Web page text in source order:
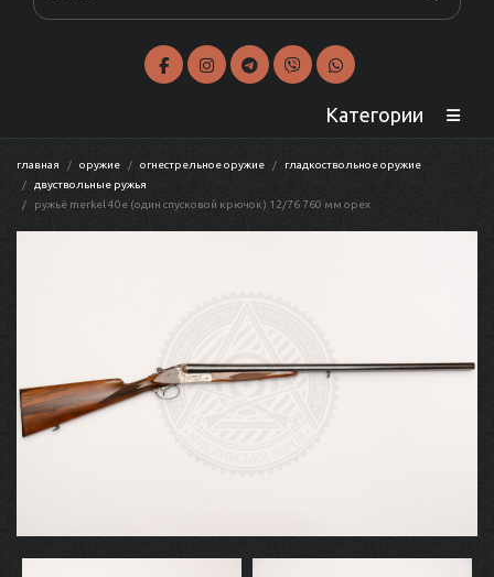
Категории
главная оружие огнестрельное оружие
гладкоствольное оружие
двуствольные ружья
ружьё merkel 40e (один спусковой крючок) 12/76 760 мм орех